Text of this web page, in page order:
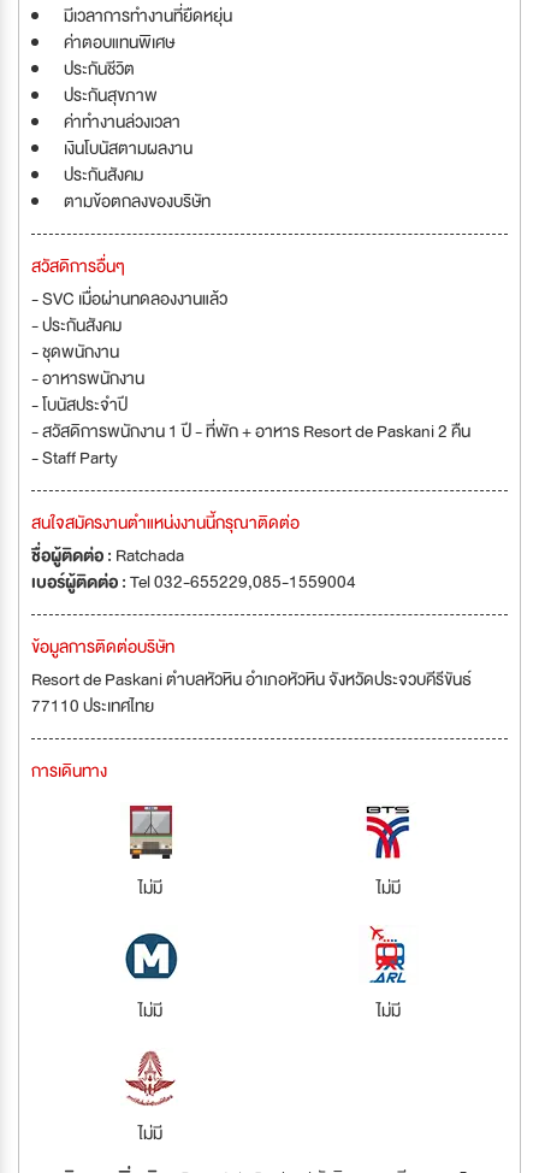
มีเวลาการทำงานที่ยืดหยุ่น
ค่าตอบแทนพิเศษ
ประกันชีวิต
ประกันสุขภาพ
ค่าทำงานล่วงเวลา
เงินโบนัสตามผลงาน
ประกันสังคม
ตามข้อตกลงของบริษัท
สวัสดิการอื่นๆ
- SVC เมื่อผ่านทดลองงานแล้ว
- ประกันสังคม
- ชุดพนักงาน
- อาหารพนักงาน
- โบนัสประจำปี
- สวัสดิการพนักงาน 1 ปี - ที่พัก + อาหาร Resort de Paskani 2 คืน
- Staff Party
สนใจสมัครงานตำแหน่งงานนี้กรุณาติดต่อ
ชื่อผู้ติดต่อ : Ratchada
เบอร์ผู้ติดต่อ :Tel 032-655229,085-1559004
ข้อมูลการติดต่อบริษัท
Resort de Paskani ตำบลหัวหิน อำเภอหัวหิน จังหวัดประจวบคีรีขันธ์
77110 ประเทศไทย
การเดินทาง
ไม่มี ไม่มี
ไม่มี ไม่มี
ไม่มี